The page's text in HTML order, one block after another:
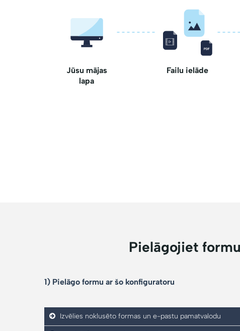
Jūsu mājas
lapa
Failu ielāde
Pielāgojiet
1) Pielāgo formu ar šo konfiguratoru
Izvēlies noklusēto formas un e-pastu pamatvalodu